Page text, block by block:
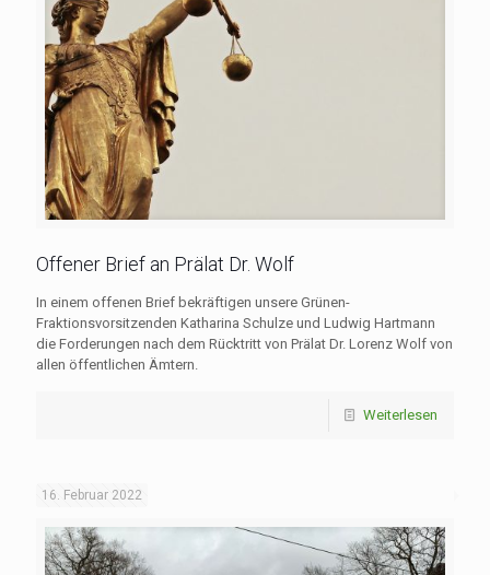
Offener Brief an Prälat Dr. Wolf
In einem offenen Brief bekräftigen unsere Grünen-
Fraktionsvorsitzenden Katharina Schulze und Ludwig Hartmann
die Forderungen nach dem Rücktritt von Prälat Dr. Lorenz Wolf von
allen öffentlichen Ämtern.
Weiterlesen
16. Februar 2022